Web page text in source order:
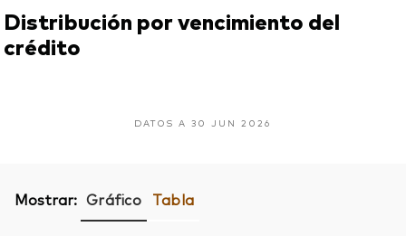
Distribución por vencimiento del
crédito
DATOS A 30 JUN 2026
Mostrar: Gráfico Tabla